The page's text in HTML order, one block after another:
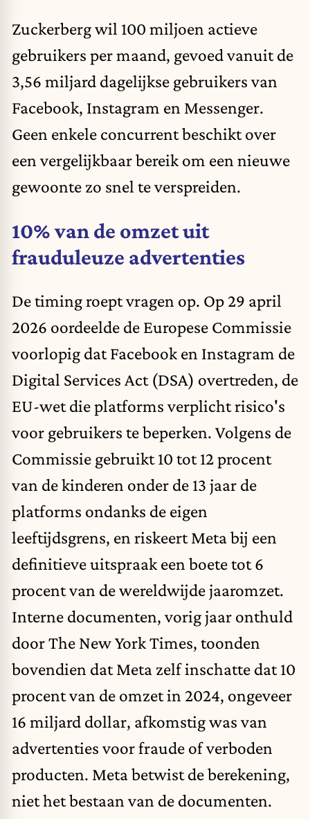
Zuckerberg wil 100 miljoen actieve
gebruikers per maand, gevoed vanuit de
3,56 miljard dagelijkse gebruikers van
Facebook, Instagram en Messenger.
Geen enkele concurrent beschikt over
een vergelijkbaar bereik om een nieuwe
gewoonte zo snel te verspreiden.
10% van de omzet uit
frauduleuze advertenties
De timing roept vragen op. Op 29 april
2026 oordeelde de Europese Commissie
voorlopig dat Facebook en Instagram de
Digital Services Act (DSA) overtreden, de
EU-wet die platforms verplicht risico's
voor gebruikers te beperken. Volgens de
Commissie gebruikt 10 tot 12 procent
van de kinderen onder de 13 jaar de
platforms ondanks de eigen
leeftijdsgrens, en riskeert Meta bij een
definitieve uitspraak een boete tot 6
procent van de wereldwijde jaaromzet.
Interne documenten, vorig jaar onthuld
door The New York Times, toonden
bovendien dat Meta zelf inschatte dat 10
procent van de omzet in 2024, ongeveer
16 miljard dollar, afkomstig was van
advertenties voor fraude of verboden
producten. Meta betwist de berekening,
niet het bestaan van de documenten.